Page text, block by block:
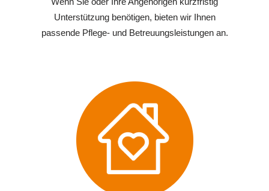
Unterstützung benötigen, bieten wir Ihnen
passende Pflege- und Betreuungsleistungen an.